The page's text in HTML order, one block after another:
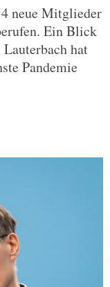
neue Mitglieder
Ein Blick
hat
Pandemie